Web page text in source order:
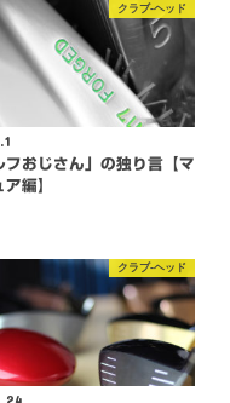
クラブ-ヘッド
フおじさん」の独り言【マ
編】
クラブ-ヘッド